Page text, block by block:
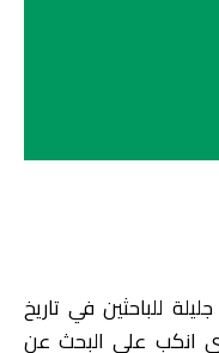
للباحثين في تاريخ
انكب على البحث عن